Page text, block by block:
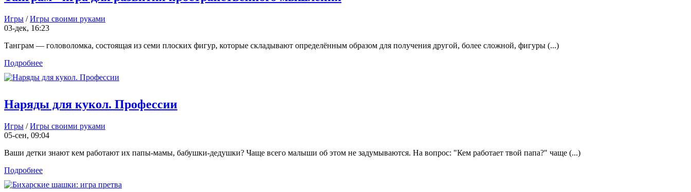
Игры /Игры своими руками
03-дек, 16:23
Танграм — головоломка, состоящая из семи плоских фигур, которые складывают определённым образом для получения другой, более сложной, фигуры (...)
Подробнее
Наряды для кукол. Профессии
Игры /Игры своими руками
05-сен, 09:04
Ваши детки знают кем работают их папы-мамы, бабушки-дедушки? Чаще всего малыши об этом не задумываются. На вопрос: "Кем работает твой папа?" чаще (...)
Подробнее